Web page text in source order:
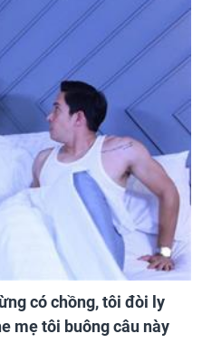
có chồng, tôi đòi ly
mẹ tôi buông câu này